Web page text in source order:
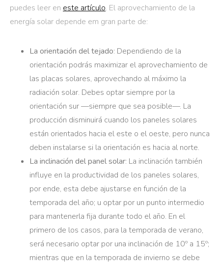
puedes leer en este artículo. El aprovechamiento de la
energía solar depende em gran parte de:
La orientación del tejado: Dependiendo de la
orientación podrás maximizar el aprovechamiento de
las placas solares, aprovechando al máximo la
radiación solar. Debes optar siempre por la
orientación sur —siempre que sea posible—. La
producción disminuirá cuando los paneles solares
están orientados hacia el este o el oeste, pero nunca
deben instalarse si la orientación es hacia al norte.
La inclinación del panel solar: La inclinación también
influye en la productividad de los paneles solares,
por ende, esta debe ajustarse en función de la
temporada del año; u optar por un punto intermedio
para mantenerla fija durante todo el año. En el
primero de los casos, para la temporada de verano,
será necesario optar por una inclinación de 10º a 15º;
mientras que en la temporada de invierno se debe